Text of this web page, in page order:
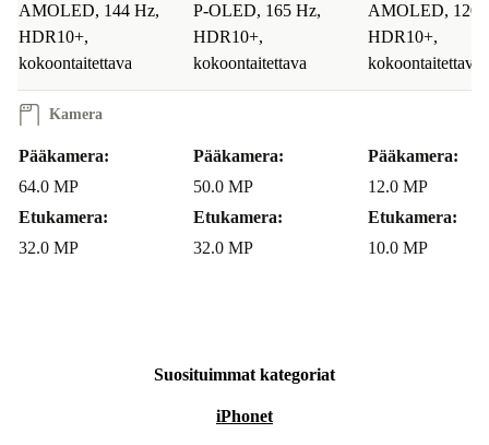
AMOLED, 144 Hz,
HDR10+,
kokoontaitettava
P-OLED, 165 Hz,
HDR10+,
kokoontaitettava
AMOLED, 120
HDR10+,
kokoontaitettava
Kamera
Pääkamera:
64.0 MP
Etukamera:
32.0 MP
Pääkamera:
50.0 MP
Etukamera:
32.0 MP
Pääkamera:
12.0 MP
Etukamera:
10.0 MP
Suosituimmat kategoriat
iPhonet